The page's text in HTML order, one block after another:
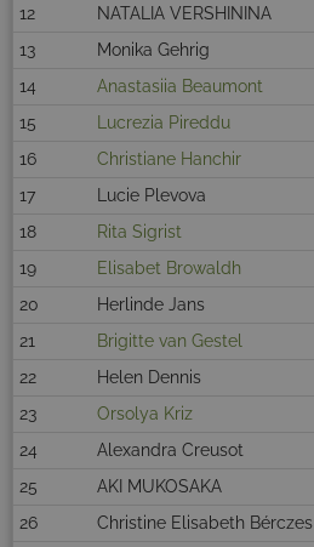
12
NATALIA VERSHININA
13
Monika Gehrig
14
Anastasiia Beaumont
15
Lucrezia Pireddu
16
Christiane Hanchir
17
Lucie Plevova
18
Rita Sigrist
19
Elisabet Browaldh
20
Herlinde Jans
21
Brigitte van Gestel
22
Helen Dennis
23
Orsolya Kriz
24
Alexandra Creusot
25
AKI MUKOSAKA
26
Christine Elisabeth Bérczes